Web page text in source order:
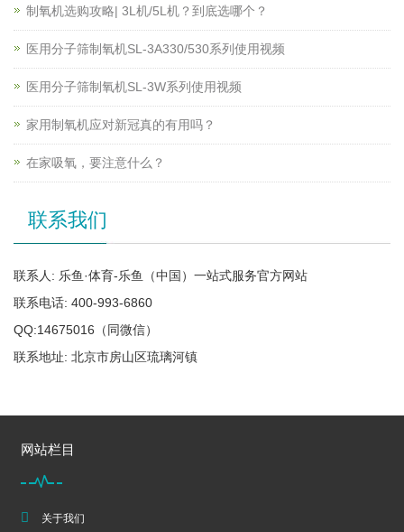
制氧机选购攻略| 3L机/5L机？到底选哪个？
医用分子筛制氧机SL-3A330/530系列使用视频
医用分子筛制氧机SL-3W系列使用视频
家用制氧机应对新冠真的有用吗？
在家吸氧，要注意什么？
联系我们
联系人: 乐鱼·体育-乐鱼（中国）一站式服务官方网站
联系电话: 400-993-6860
QQ:14675016（同微信）
联系地址: 北京市房山区琉璃河镇
网站栏目
关于我们